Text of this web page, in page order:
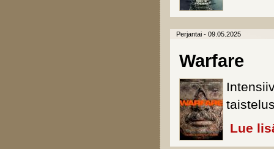
Perjantai - 09.05.2025
Warfare
Lue